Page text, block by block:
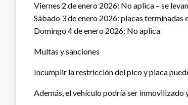
Viernes 2 de enero 2026: No aplica – se
Sábado 3 de enero 2026: placas terminadas
Domingo 4 de enero 2026: No aplica
Multas y sanciones
Incumplir la restricción del pico y placa
Además, el vehículo podría ser inmovilizado